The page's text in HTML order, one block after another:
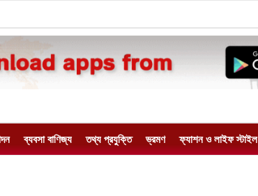
ব্যবসা বাণিজ্য তথ্য প্রযুক্তি ভ্রমণ ফ্যাশন ও লাইফ স্টাইল